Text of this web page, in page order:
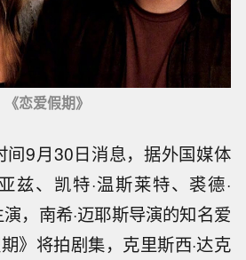
《恋爱假期》
间9月30日消息，据外国媒体
兹、凯特·温斯莱特、裘德·
，南希·迈耶斯导演的知名爱
》将拍剧集，克里斯西·达克